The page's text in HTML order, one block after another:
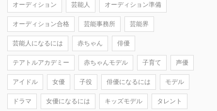
オーディション 芸能人 オーディション準備
オーディション合格 芸能事務所 芸能界
芸能人になるには 赤ちゃん 俳優
テアトルアカデミー 赤ちゃんモデル 子育て 声優
アイドル 女優 子役 俳優になるには モデル
ドラマ 女優になるには キッズモデル タレント